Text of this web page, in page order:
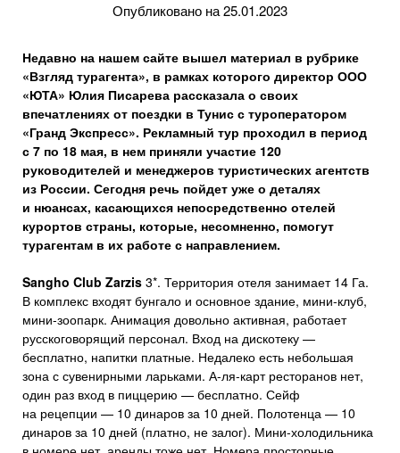
Опубликовано на 25.01.2023
Недавно на нашем сайте вышел материал в рубрике
«Взгляд турагента», в рамках которого директор ООО
«ЮТА» Юлия Писарева рассказала о своих
впечатлениях от поездки в Тунис с туроператором
«Гранд Экспресс». Рекламный тур проходил в период
с 7 по 18 мая, в нем приняли участие 120
руководителей и менеджеров туристических агентств
из России. Сегодня речь пойдет уже о деталях
и нюансах, касающихся непосредственно отелей
курортов страны, которые, несомненно, помогут
турагентам в их работе с направлением.
Sangho Club Zarzis 3*. Территория отеля занимает 14 Га.
В комплекс входят бунгало и основное здание, мини-клуб,
мини-зоопарк. Анимация довольно активная, работает
русскоговорящий персонал. Вход на дискотеку —
бесплатно, напитки платные. Недалеко есть небольшая
зона с сувенирными ларьками. А-ля-карт ресторанов нет,
один раз вход в пиццерию — бесплатно. Сейф
на рецепции — 10 динаров за 10 дней. Полотенца — 10
динаров за 10 дней (платно, не залог). Мини-холодильника